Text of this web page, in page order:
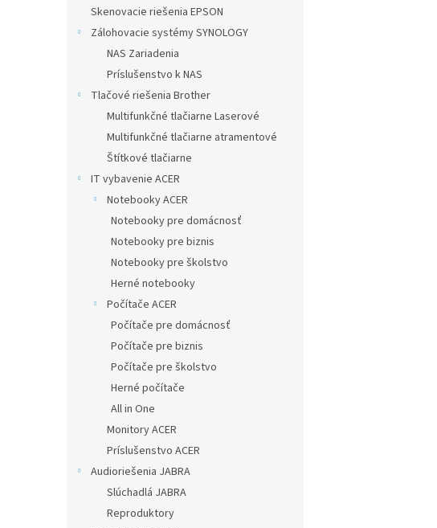
Skenovacie riešenia EPSON
Zálohovacie systémy SYNOLOGY
NAS Zariadenia
Príslušenstvo k NAS
Tlačové riešenia Brother
Multifunkčné tlačiarne Laserové
Multifunkčné tlačiarne atramentové
Štítkové tlačiarne
IT vybavenie ACER
Notebooky ACER
Notebooky pre domácnosť
Notebooky pre biznis
Notebooky pre školstvo
Herné notebooky
Počítače ACER
Počítače pre domácnosť
Počítače pre biznis
Počítače pre školstvo
Herné počítače
All in One
Monitory ACER
Príslušenstvo ACER
Audioriešenia JABRA
Slúchadlá JABRA
Reproduktory